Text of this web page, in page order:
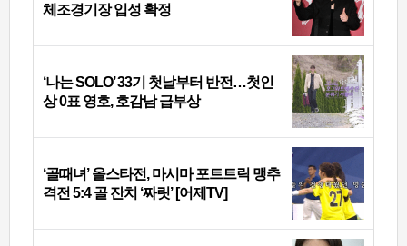
체조경기장 입성 확정
‘나는 SOLO’ 33기 첫날부터 반전…첫인
상 0표 영호, 호감남 급부상
‘골때녀’ 올스타전, 마시마 포트트릭 맹추
격전 5:4 골 잔치 ‘짜릿’ [어제TV]